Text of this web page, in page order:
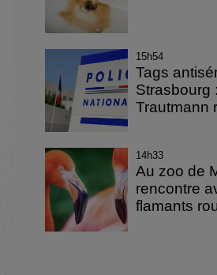
15h54
Tags
Strasbourg
Trautmann
14h33
Au zoo de
rencontre
flamants